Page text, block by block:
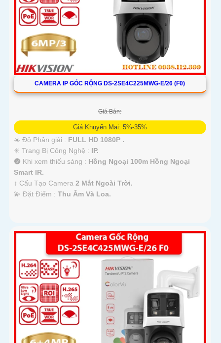
CAMERA IP GÓC RỘNG DS-2SE4C225MWG-E/26 (F0)
Giá Bán:
Giá Khuyến Mại: 5%-35%
☀️ Độ Phân giải : FULL HD 1080P .
✳️ Trang Bị Công Nghệ : IP.
🌚 Khi xem thiếu sáng : Hồng Ngoại 100m Hồng Ngoại
Smart IR.
↕️ Cấu Tạo Camera 2 Mắt Ngoài Trời.
️💫 Đặt Điểm : Thu Âm Và Loa.